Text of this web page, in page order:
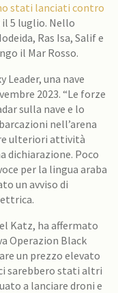
stati lanciati contro
5 luglio. Nello
Ras Isa, Salif e
il Mar Rosso.
Leader, una nave
2023. “Le forze
sulla nave e lo
nell’arena
ulteriori attività
dichiarazione. Poco
per la lingua araba
un avviso di
Katz, ha affermato
Operazion Black
un prezzo elevato
sarebbero stati altri
a lanciare droni e